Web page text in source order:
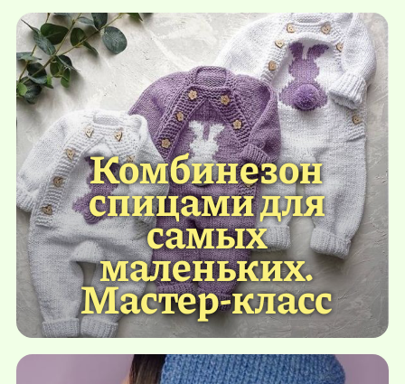
Комбинезон
спицами для
самых
маленьких.
Мастер-класс